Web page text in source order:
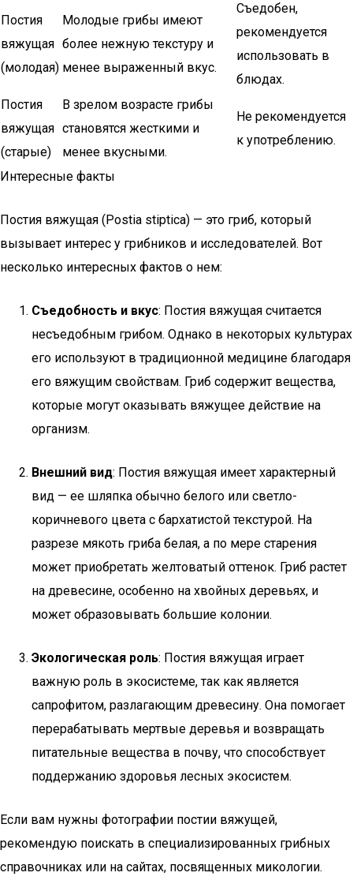
Постия
вяжущая
(молодая)
Молодые грибы имеют
более нежную текстуру и
менее выраженный вкус.
Съедобен,
рекомендуется
использовать в
блюдах.
Постия
вяжущая
(старые)
В зрелом возрасте грибы
становятся жесткими и
менее вкусными.
Не рекомендуется
к употреблению.
Интересные факты
Постия вяжущая (Postia stiptica) — это гриб, который
вызывает интерес у грибников и исследователей. Вот
несколько интересных фактов о нем:
Съедобность и вкус: Постия вяжущая считается
несъедобным грибом. Однако в некоторых культурах
его используют в традиционной медицине благодаря
его вяжущим свойствам. Гриб содержит вещества,
которые могут оказывать вяжущее действие на
организм.
Внешний вид: Постия вяжущая имеет характерный
вид — ее шляпка обычно белого или светло-
коричневого цвета с бархатистой текстурой. На
разрезе мякоть гриба белая, а по мере старения
может приобретать желтоватый оттенок. Гриб растет
на древесине, особенно на хвойных деревьях, и
может образовывать большие колонии.
Экологическая роль: Постия вяжущая играет
важную роль в экосистеме, так как является
сапрофитом, разлагающим древесину. Она помогает
перерабатывать мертвые деревья и возвращать
питательные вещества в почву, что способствует
поддержанию здоровья лесных экосистем.
Если вам нужны фотографии постии вяжущей,
рекомендую поискать в специализированных грибных
справочниках или на сайтах, посвященных микологии.